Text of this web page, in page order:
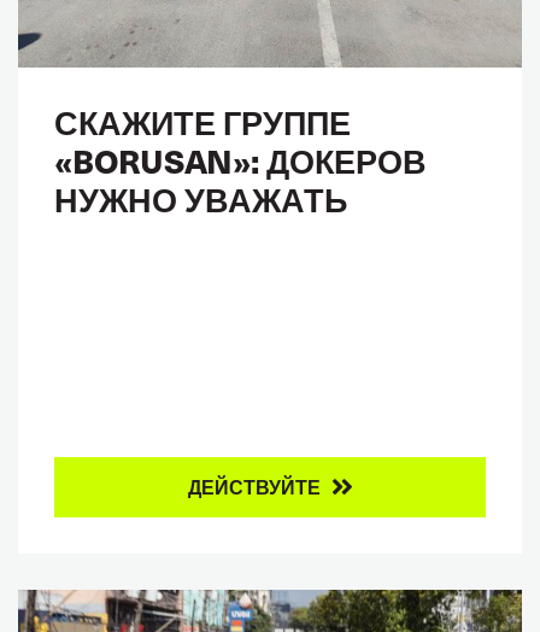
СКАЖИТЕ ГРУППЕ
«BORUSAN»: ДОКЕРОВ
НУЖНО УВАЖАТЬ
ДЕЙСТВУЙТЕ